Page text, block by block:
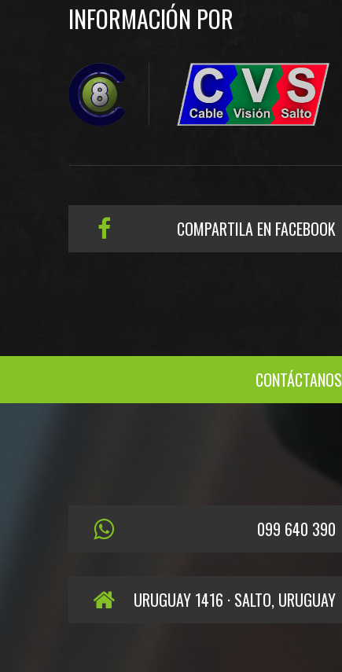
INFORMACIÓN POR
COMPARTILA EN FACEBOOK
CONTÁCTANOS
099 640 390
URUGUAY 1416 · SALTO, URUGUAY